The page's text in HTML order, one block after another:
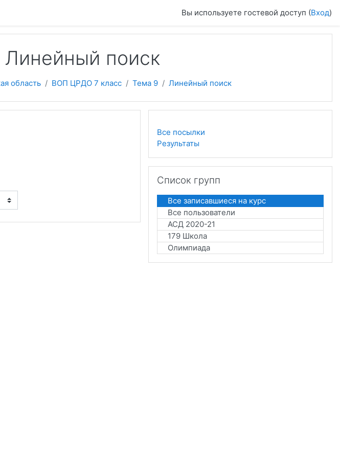
Вы используете гостевой доступ (Вход)
поиск
область ВОП ЦРДО 7 класс Тема 9 Линейный поиск
Все посылки
Результаты
Список групп
Все записавшиеся на курс
Все пользователи
АСД 2020-21
179 Школа
Олимпиада